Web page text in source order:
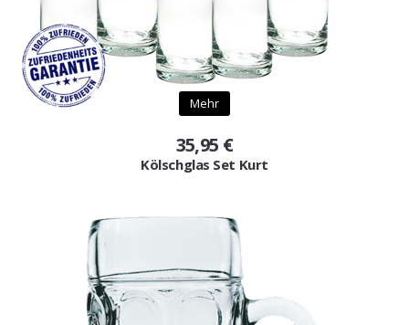
Mehr
35,95 €
Kölschglas Set Kurt